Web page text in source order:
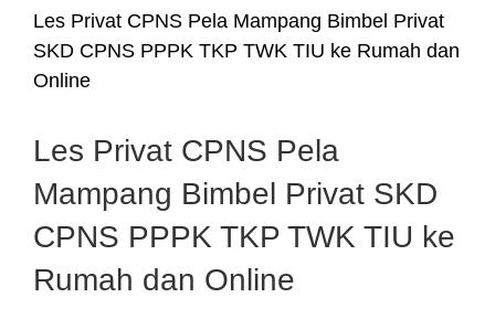
Les Privat CPNS Pela Mampang Bimbel Privat
SKD CPNS PPPK TKP TWK TIU ke Rumah dan
Online
Les Privat CPNS Pela
Mampang Bimbel Privat SKD
CPNS PPPK TKP TWK TIU ke
Rumah dan Online